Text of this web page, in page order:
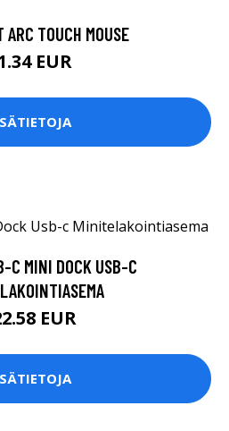
ARC TOUCH MOUSE
EUR
C MINI DOCK USB-C
EUR